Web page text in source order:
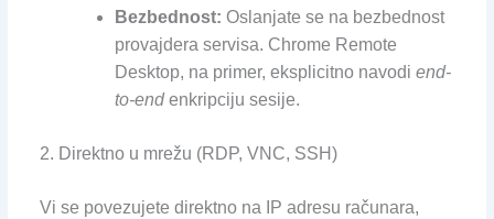
Bezbednost: Oslanjate se na bezbednost
provajdera servisa. Chrome Remote
Desktop, na primer, eksplicitno navodi end-
to-endenkripciju sesije.
2. Direktno u mrežu (RDP, VNC, SSH)
Vi se povezujete direktno na IP adresu računara,